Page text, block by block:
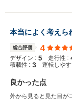
本当によく考えら
総合評価 4
デザイン : 5 走行性 :
積載性 : 3 運転しや
良かった点
外から見ると見た目が